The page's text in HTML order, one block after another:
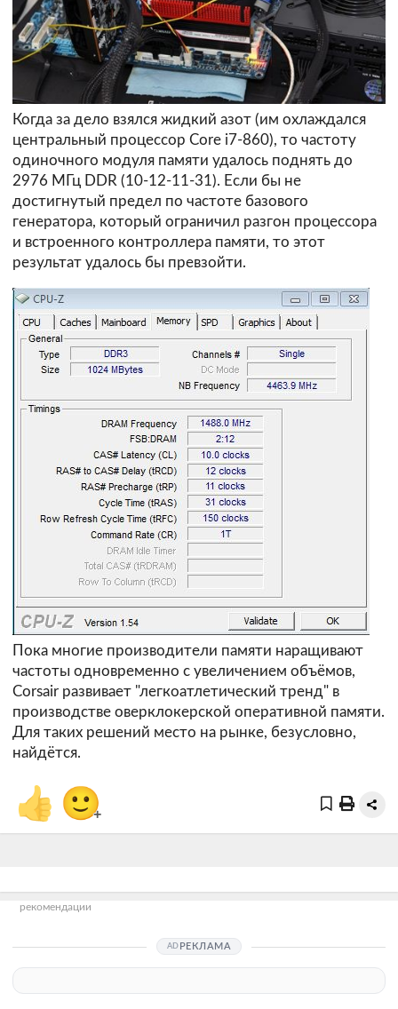
Когда за дело взялся жидкий азот (им охлаждался
центральный процессор Core i7-860), то частоту
одиночного модуля памяти удалось поднять до
2976 МГц DDR (10-12-11-31). Если бы не
достигнутый предел по частоте базового
генератора, который ограничил разгон процессора
и встроенного контроллера памяти, то этот
результат удалось бы превзойти.
Пока многие производители памяти наращивают
частоты одновременно с увеличением объёмов,
Corsair развивает "легкоатлетический тренд" в
производстве оверклокерской оперативной памяти.
Для таких решений место на рынке, безусловно,
найдётся.
👍 🙂+
рекомендации
РЕКЛАМА